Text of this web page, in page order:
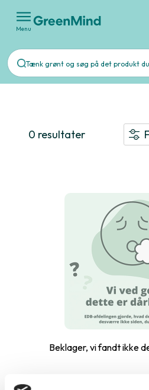
Menu
0 resultater
Beklager, vi fandt ikke